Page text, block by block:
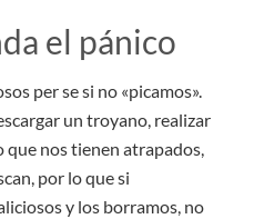
el pánico
per se si no «picamos».
un troyano, realizar
que nos tienen atrapados,
por lo que si
y los borramos, no